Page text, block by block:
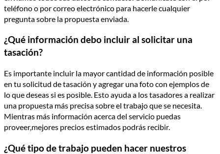
teléfono o por correo electrónico para hacerle cualquier
pregunta sobre la propuesta enviada.
¿Qué información debo incluir al solicitar una
tasación?
Es importante incluir la mayor cantidad de información posible
en tu solicitud de tasación y agregar una foto con ejemplos de
lo que deseas si es posible. Esto ayuda a los tasadores a realizar
una propuesta más precisa sobre el trabajo que se necesita.
Mientras más información acerca del servicio puedas
proveer,mejores precios estimados podrás recibir.
¿Qué tipo de trabajo pueden hacer nuestros